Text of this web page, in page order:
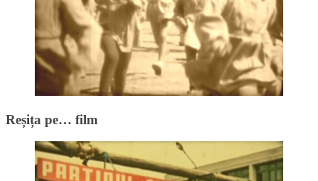
Reșița pe… film